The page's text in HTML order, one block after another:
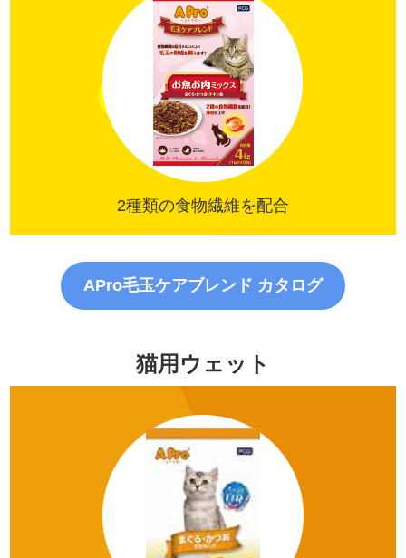
2種類の食物繊維を配合
APro毛玉ケアブレンド カタログ
猫用ウェット